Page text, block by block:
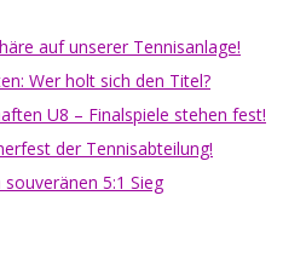
auf unserer Tennisanlage!
Wer holt sich den Titel?
U8 – Finalspiele stehen fest!
der Tennisabteilung!
5:1 Sieg